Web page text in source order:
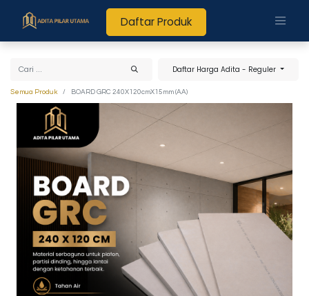
Daftar Produk
Daftar Harga Adita - Reguler
Semua Produk BOARD GRC 240X120cmX15mm (AA)